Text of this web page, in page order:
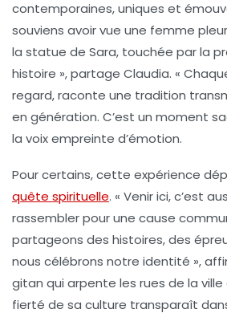
contemporaines, uniques et
souviens avoir vue une femme
la statue de Sara, touchée par la
histoire », partage Claudia. «
regard, raconte une tradition
en génération. C’est un moment
la voix empreinte d’émotion.
Pour certains, cette expérience
quête spirituelle. « Venir ici, c’est
rassembler pour une cause
partageons des histoires, des
nous célébrons notre identité »,
gitan qui arpente les rues de la
fierté de sa culture transparaît